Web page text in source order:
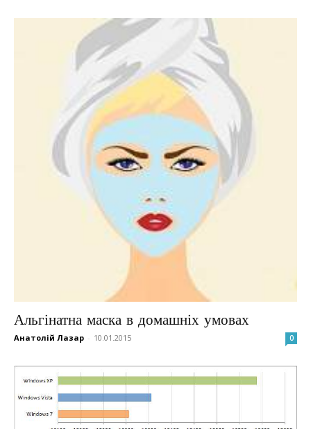
Альгінатна маска в домашніх умовах
Анатолій Лазар - 10.01.2015 0